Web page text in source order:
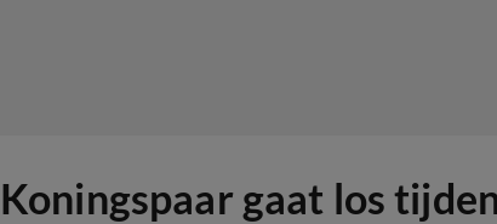
Koningspaar gaat los